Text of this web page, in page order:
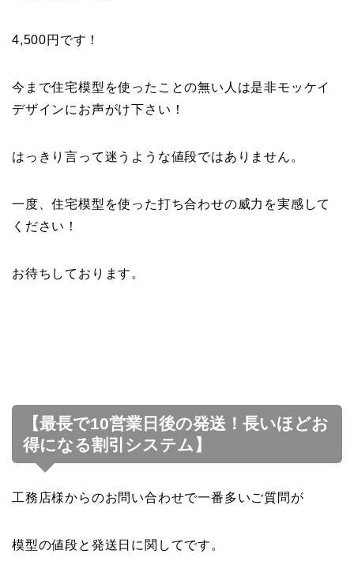
4,500円です！
今まで住宅模型を使ったことの無い人は是非モッケイ
デザインにお声がけ下さい！
はっきり言って迷うような値段ではありません。
一度、住宅模型を使った打ち合わせの威力を実感して
ください！
お待ちしております。
【最長で10営業日後の発送！長いほどお
得になる割引システム】
工務店様からのお問い合わせで一番多いご質問が
模型の値段と発送日に関してです。